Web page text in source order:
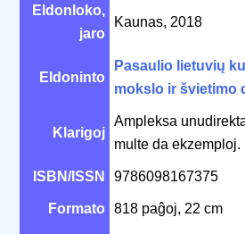
Eldonloko,
jaro
Kaunas, 2018
Eldoninto
Pasaulio lietuvių
mokslo ir švietimo
Klarigoj
Ampleksa
multe da ekzemploj.
ISBN/ISSN 9786098167375
Formato 818 paĝoj, 22 cm